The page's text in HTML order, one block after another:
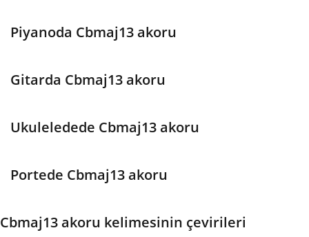
Piyanoda Cbmaj13 akoru
Gitarda Cbmaj13 akoru
Ukuleledede Cbmaj13 akoru
Portede Cbmaj13 akoru
Cbmaj13 akoru kelimesinin çevirileri